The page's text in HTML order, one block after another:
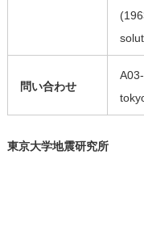
問い合わせ
東京大学地震研究所